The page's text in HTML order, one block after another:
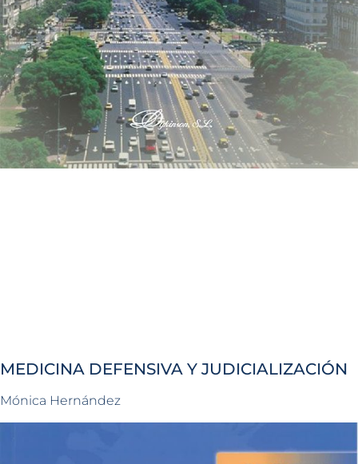
MEDICINA DEFENSIVA Y JUDICIALIZACIÓN
Mónica Hernández